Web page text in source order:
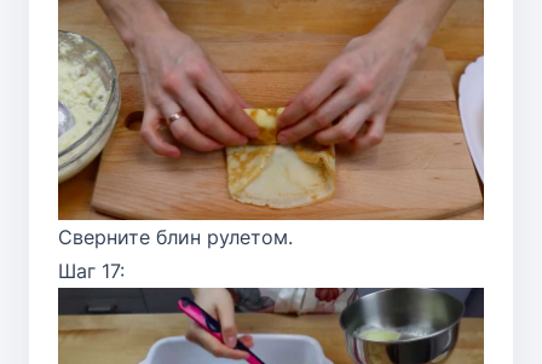
Сверните блин рулетом.
Шаг 17: